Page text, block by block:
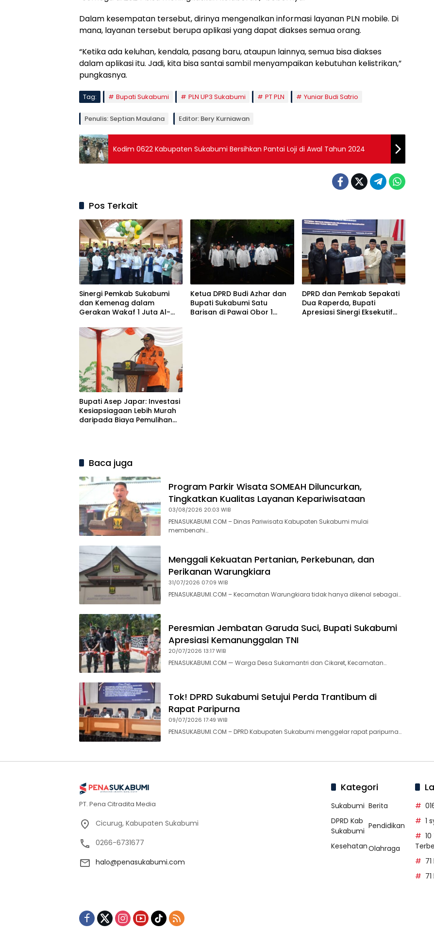
Dalam kesempatan tersebut, dirinya mengenalkan informasi layanan PLN mobile. Di
mana, layanan tersebut berupa aplikasi yang dapat diakses semua orang.
“Ketika ada keluhan, kendala, pasang baru, ataupun lainnya, semua bisa diakses
dalam aplikasi itu. Jadi, kita bisa santai sambil menyampaikan kebutuhan kelistrikan,”
pungkasnya.
Tag: Bupati Sukabumi PLN UP3 Sukabumi PT PLN Yuniar Budi Satrio
Penulis: Septian Maulana Editor: Bery Kurniawan
Kodim 0622 Kabupaten Sukabumi Bersihkan Pantai Loji di Awal Tahun 2024
Pos Terkait
Sinergi Pemkab Sukabumi
dan Kemenag dalam
Gerakan Wakaf 1 Juta Al-
Ketua DPRD Budi Azhar dan
Bupati Sukabumi Satu
Barisan di Pawai Obor 1
DPRD dan Pemkab Sepakati
Dua Raperda, Bupati
Apresiasi Sinergi Eksekutif
Bupati Asep Japar: Investasi
Kesiapsiagaan Lebih Murah
daripada Biaya Pemulihan
Baca juga
Program Parkir Wisata SOMEAH Diluncurkan,
Tingkatkan Kualitas Layanan Kepariwisataan
03/08/2026 20:03 WIB
PENASUKABUMI.COM – Dinas Pariwisata Kabupaten Sukabumi mulai
membenahi…
Menggali Kekuatan Pertanian, Perkebunan, dan
Perikanan Warungkiara
31/07/2026 07:09 WIB
PENASUKABUMI.COM – Kecamatan Warungkiara tidak hanya dikenal sebagai…
Peresmian Jembatan Garuda Suci, Bupati Sukabumi
Apresiasi Kemanunggalan TNI
20/07/2026 13:17 WIB
PENASUKABUMI.COM — Warga Desa Sukamantri dan Cikaret, Kecamatan…
Tok! DPRD Sukabumi Setujui Perda Trantibum di
Rapat Paripurna
09/07/2026 17:49 WIB
PENASUKABUMI.COM – DPRD Kabupaten Sukabumi menggelar rapat paripurna…
PT. Pena Citradita Media
Cicurug, Kabupaten Sukabumi
0266-6731677
halo@penasukabumi.com
Kategori
Sukabumi Berita
DPRD Kab
Sukabumi
Pendidikan
KesehatanOlahraga
1